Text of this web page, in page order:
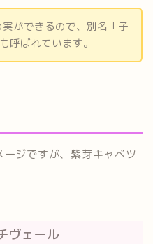
ができるので、別名「子
呼ばれています。
ジですが、紫芽キャベツ
ヴェール